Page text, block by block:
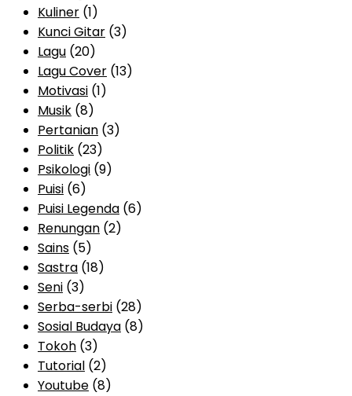
Kuliner (1)
Kunci Gitar (3)
Lagu (20)
Lagu Cover (13)
Motivasi (1)
Musik (8)
Pertanian (3)
Politik (23)
Psikologi (9)
Puisi (6)
Puisi Legenda (6)
Renungan (2)
Sains (5)
Sastra (18)
Seni (3)
Serba-serbi (28)
Sosial Budaya (8)
Tokoh (3)
Tutorial (2)
Youtube (8)